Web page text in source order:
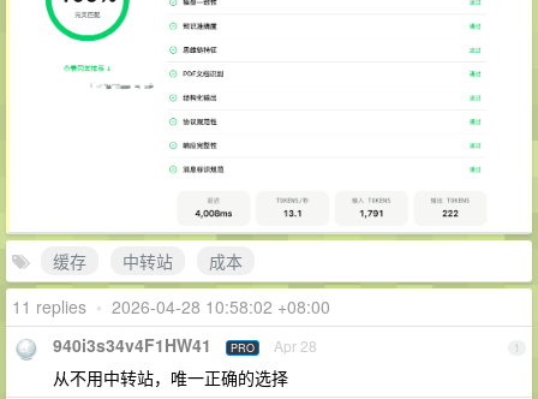
缓存 中转站
成本
11 replies • 2026-04-28 10:58:02 +08:00
1
940i3s34v4F1HW41 PRO Apr 28
从不用中转站，唯一正确的选择